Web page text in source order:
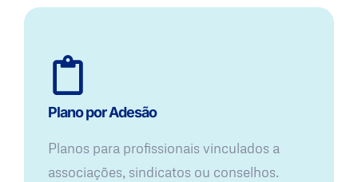
Plano por Adesão
Planos para profissionais vinculados a
associações, sindicatos ou conselhos.